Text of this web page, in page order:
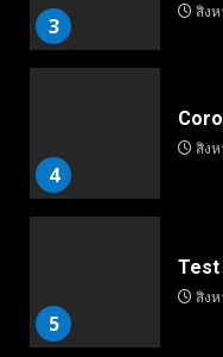
3
สิง
4
สิง
5
Test
สิง